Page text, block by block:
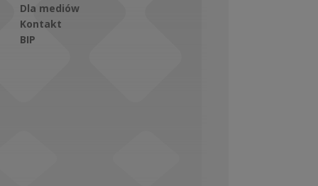
Dla mediów
Kontakt
BIP